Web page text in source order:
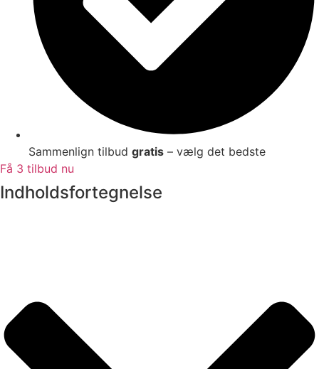
Sammenlign tilbud gratis – vælg det bedste
Få 3 tilbud nu
Indholdsfortegnelse